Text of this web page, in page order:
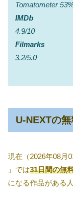
Tomatometer
IMDb
4.9/10
Filmarks
3.2/5.0
U-NEXTの
現在（2026年08月
」では31日間の無
になる作品がある